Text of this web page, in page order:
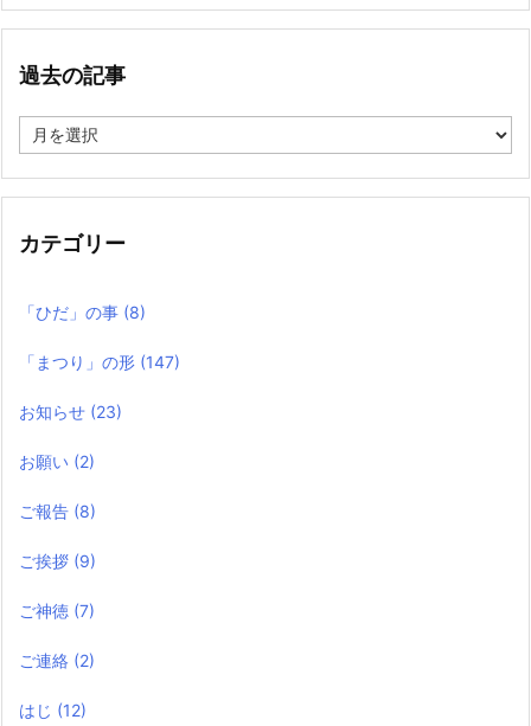
過去の記事
去
記
カテゴリー
「ひだ」の事 (8)
「まつり」の形 (147)
お知らせ (23)
お願い (2)
ご報告 (8)
ご挨拶 (9)
ご神徳 (7)
ご連絡 (2)
はじ (12)